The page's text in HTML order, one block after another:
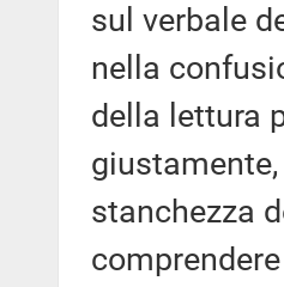
sul verbale
nella
della lettura
stanchezza